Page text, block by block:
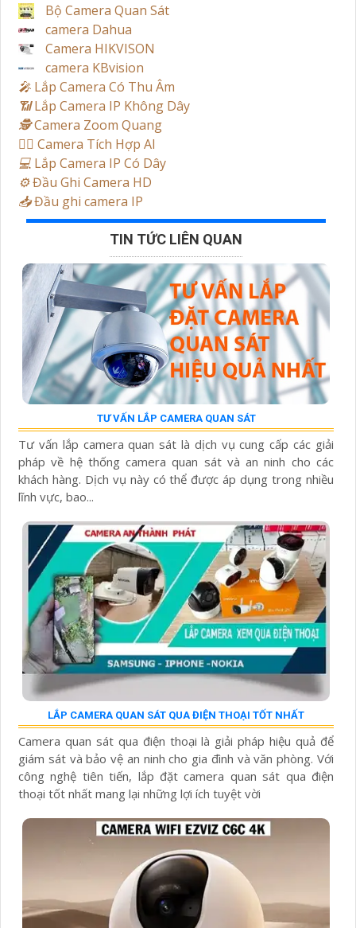
Bộ Camera Quan Sát
camera Dahua
Camera HIKVISON
camera KBvision
️🎤️ Lắp Camera Có Thu Âm
📶Lắp Camera IP Không Dây
🕵️Camera Zoom Quang
🧛‍♀️ Camera Tích Hợp AI
💻 Lắp Camera IP Có Dây
⚙️Đầu Ghi Camera HD
📥Đầu ghi camera IP
TIN TỨC LIÊN QUAN
TƯ VẤN LẮP CAMERA QUAN SÁT
Tư vấn lắp camera quan sát là dịch vụ cung cấp các giải
pháp về hệ thống camera quan sát và an ninh cho các
khách hàng. Dịch vụ này có thể được áp dụng trong nhiều
lĩnh vực, bao...
LẮP CAMERA QUAN SÁT QUA ĐIỆN THOẠI TỐT NHẤT
Camera quan sát qua điện thoại là giải pháp hiệu quả để
giám sát và bảo vệ an ninh cho gia đình và văn phòng. Với
công nghệ tiên tiến, lắp đặt camera quan sát qua điện
thoại tốt nhất mang lại những lợi ích tuyệt vời